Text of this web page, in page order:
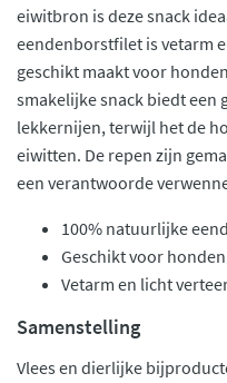
eiwitbron is deze snack
eendenborstfilet is vetarm
geschikt maakt voor
smakelijke snack biedt een
lekkernijen, terwijl het de
eiwitten. De repen zijn
een verantwoorde
100% natuurlijke
Geschikt voor
Vetarm en licht
Samenstelling
Vlees en dierlijke